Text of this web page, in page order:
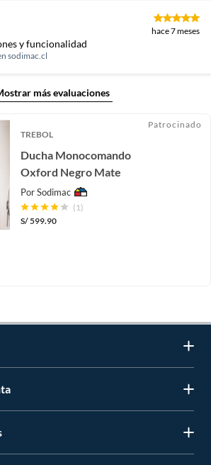
hace 7 meses
y funcionalidad
sodimac.cl
más evaluaciones
TREBOL
Ducha Monocomando
Oxford Negro Mate
PorSodimac
(1)
S/599.90
Patrocinado